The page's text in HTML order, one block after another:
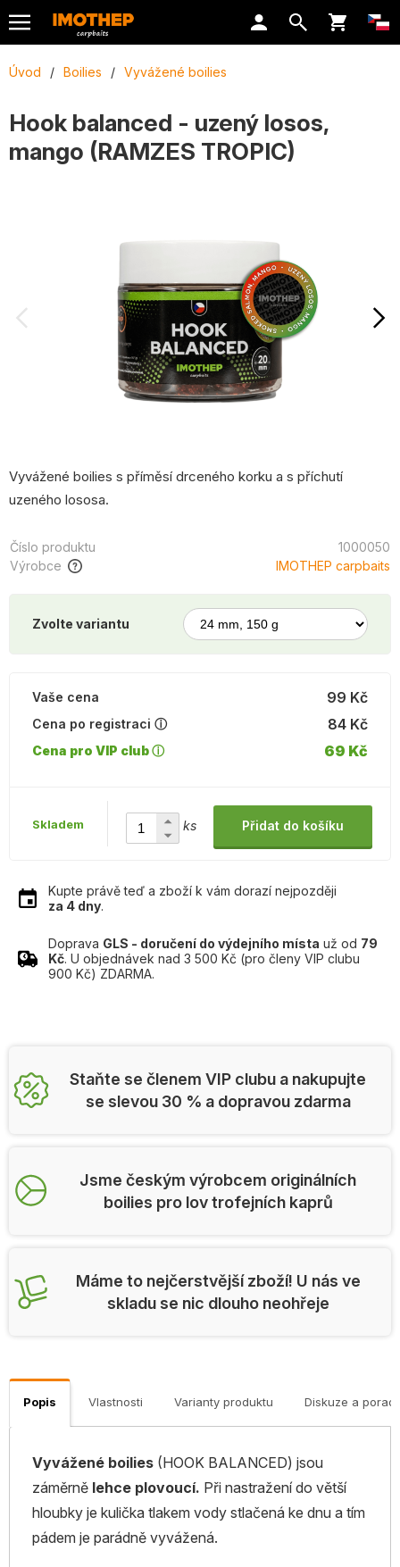
Úvod / Boilies / Vyvážené boilies
Hook balanced - uzený losos,
mango (RAMZES TROPIC)
Vyvážené boilies s příměsí drceného korku a s příchutí
uzeného lososa.
Číslo produktu
1000050
Výrobce
IMOTHEP carpbaits
Zvolte variantu
99 Kč
Vaše cena
Cena po registraci ⓘ
84 Kč
Cena pro VIP club ⓘ 69 Kč
Skladem ks Přidat do košíku
Kupte právě teď a zboží k vám dorazí nejpozději
za 4 dny.
Doprava GLS - doručení do výdejního místa už od 79
Kč. U objednávek nad 3 500 Kč (pro členy VIP clubu
900 Kč) ZDARMA.
Staňte se členem VIP clubu a nakupujte
se slevou 30 % a dopravou zdarma
Jsme českým výrobcem originálních
boilies pro lov trofejních kaprů
Máme to nejčerstvější zboží! U nás ve
skladu se nic dlouho neohřeje
Popis Vlastnosti Varianty produktu Diskuze a
Vyvážené boilies (HOOK BALANCED) jsou
záměrně lehce plovoucí. Při nastražení do větší
hloubky je kulička tlakem vody stlačená ke dnu a tím
pádem je parádně vyvážená.